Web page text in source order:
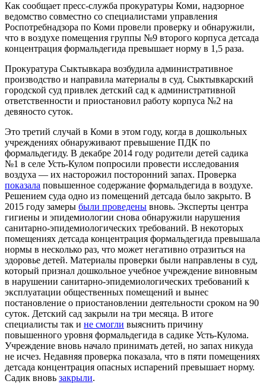
Как сообщает пресс-служба прокуратуры Коми, надзорное
ведомство совместно со специалистами управления
Роспотребнадзора по Коми провели проверку и обнаружили,
что в воздухе помещения группы №9 второго корпуса детсада
концентрация формальдегида превышает норму в 1,5 раза.
Прокуратура Сыктывкара возбудила административное
производство и направила материалы в суд. Сыктывкарский
городской суд привлек детский сад к административной
ответственности и приостановил работу корпуса №2 на
девяносто суток.
Это третий случай в Коми в этом году, когда в дошкольных
учреждениях обнаруживают превышение ПДК по
формальдегиду. В декабре 2014 году родители детей садика
№1 в селе Усть-Кулом попросили провести исследования
воздуха — их насторожил посторонний запах. Проверка
показала повышенное содержание формальдегида в воздухе.
Решением суда одно из помещений детсада было закрыто. В
2015 году замеры были проведены вновь. Эксперты центра
гигиены и эпидемиологии снова обнаружили нарушения
санитарно-эпидемиологических требований. В некоторых
помещениях детсада концентрация формальдегида превышала
нормы в несколько раз, что может негативно отразиться на
здоровье детей. Материалы проверки были направлены в суд,
который признал дошкольное учебное учреждение виновным
в нарушении санитарно-эпидемиологических требований к
эксплуатации общественных помещений и вынес
постановление о приостановлении деятельности сроком на 90
суток. Детский сад закрыли на три месяца. В итоге
специалисты так и не смогли выяснить причину
повышенного уровня формальдегида в садике Усть-Кулома.
Учреждение вновь начало принимать детей, но запах никуда
не исчез. Недавняя проверка показала, что в пяти помещениях
детсада концентрация опасных испарений превышает норму.
Садик вновь закрыли.